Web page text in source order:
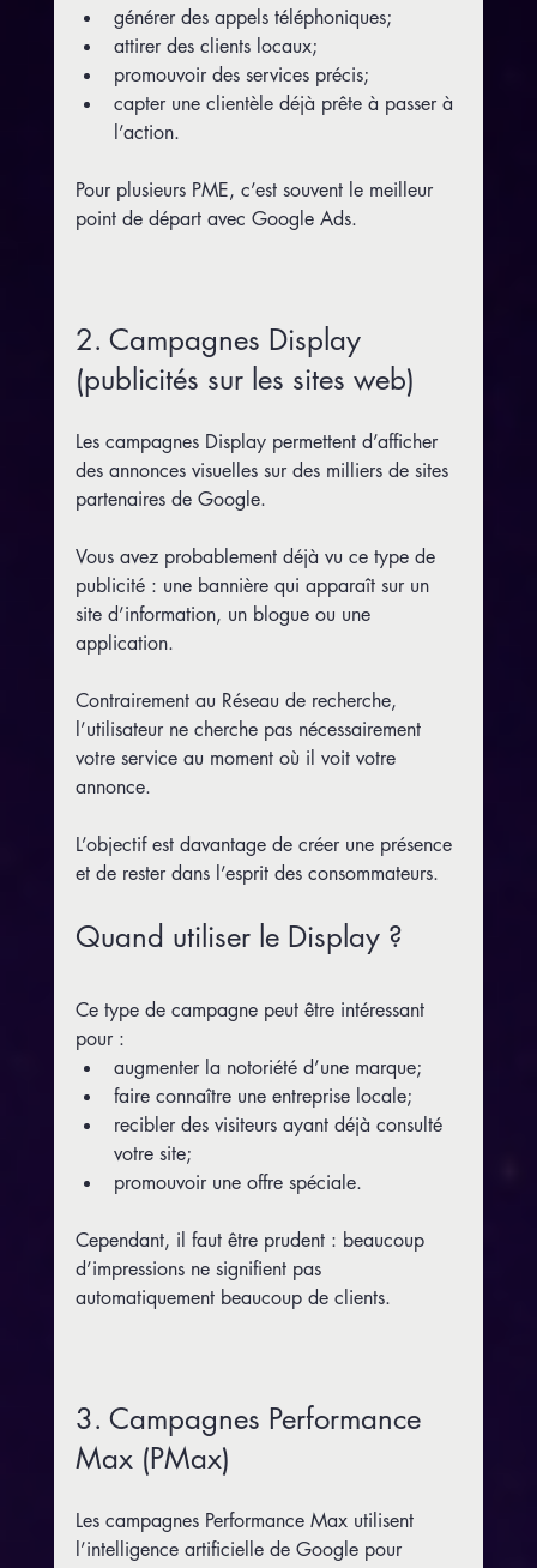
générer des appels téléphoniques;
attirer des clients locaux;
promouvoir des services précis;
capter une clientèle déjà prête à passer à
l’action.
Pour plusieurs PME, c’est souvent le meilleur
point de départ avec Google Ads.
2. Campagnes Display
(publicités sur les sites web)
Les campagnes Display permettent d’afficher
des annonces visuelles sur des milliers de sites
partenaires de Google.
Vous avez probablement déjà vu ce type de
publicité : une bannière qui apparaît sur un
site d’information, un blogue ou une
application.
Contrairement au Réseau de recherche,
l’utilisateur ne cherche pas nécessairement
votre service au moment où il voit votre
annonce.
L’objectif est davantage de créer une présence
et de rester dans l’esprit des consommateurs.
Quand utiliser le Display ?
Ce type de campagne peut être intéressant
pour :
augmenter la notoriété d’une marque;
faire connaître une entreprise locale;
recibler des visiteurs ayant déjà consulté
votre site;
promouvoir une offre spéciale.
Cependant, il faut être prudent : beaucoup
d’impressions ne signifient pas
automatiquement beaucoup de clients.
3. Campagnes Performance
Max (PMax)
Les campagnes Performance Max utilisent
l’intelligence artificielle de Google pour